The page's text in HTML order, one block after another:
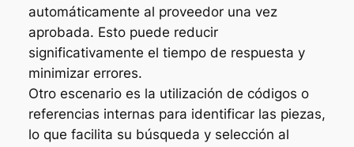
automáticamente al proveedor una vez
aprobada. Esto puede reducir
significativamente el tiempo de respuesta y
minimizar errores.
Otro escenario es la utilización de códigos o
referencias internas para identificar las piezas,
lo que facilita su búsqueda y selección al